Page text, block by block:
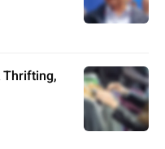
Thrifting,